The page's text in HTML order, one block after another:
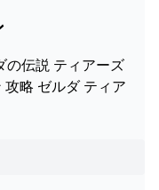
の伝説 ティアーズ
略 ゼルダ ティア